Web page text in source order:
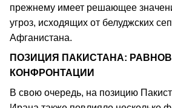
прежнему имеет решающее
угроз, исходящих от белуджских
Афганистана.
ПОЗИЦИЯ ПАКИСТАНА:
КОНФРОНТАЦИИ
В свою очередь, на позицию